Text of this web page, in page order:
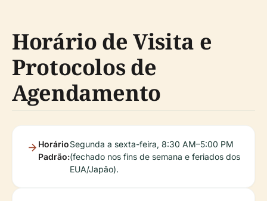
Horário de Visita e
Protocolos de
Agendamento
Horário
Padrão:
Segunda a sexta-feira, 8:30 AM–5:00 PM
(fechado nos fins de semana e feriados dos
EUA/Japão).